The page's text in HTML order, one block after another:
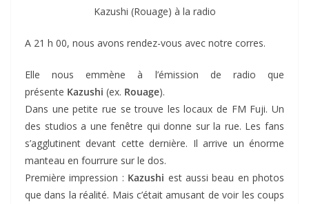
Kazushi (Rouage) à la radio
A 21 h 00, nous avons rendez-vous avec notre corres.
Elle nous emmène à l’émission de radio que
présente Kazushi (ex. Rouage).
Dans une petite rue se trouve les locaux de FM Fuji. Un
des studios a une fenêtre qui donne sur la rue. Les fans
s’agglutinent devant cette dernière. Il arrive un énorme
manteau en fourrure sur le dos.
Première impression : Kazushi est aussi beau en photos
que dans la réalité. Mais c’était amusant de voir les coups